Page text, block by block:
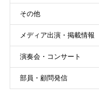
その他
メディア出演・掲載情報
演奏会・コンサート
部員・顧問発信